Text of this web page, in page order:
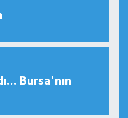
Bursa'nın